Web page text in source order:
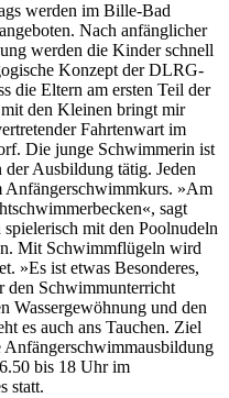
werden im Bille-Bad
Nach anfänglicher
werden die Kinder schnell
Konzept der DLRG-
die Eltern am ersten Teil der
den Kleinen bringt mir
Fahrtenwart im
Die junge Schwimmerin ist
Ausbildung tätig. Jeden
Anfängerschwimmkurs. »Am
sagt
mit den Poolnudeln
Mit Schwimmflügeln wird
»Es ist etwas Besonderes,
den Schwimmunterricht
Wassergewöhnung und den
es auch ans Tauchen. Ziel
Anfängerschwimmausbildung
bis 18 Uhr im
statt.